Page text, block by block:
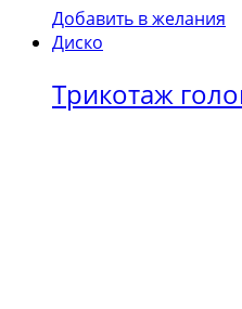
Добавить в желания
Диско
Трикотаж